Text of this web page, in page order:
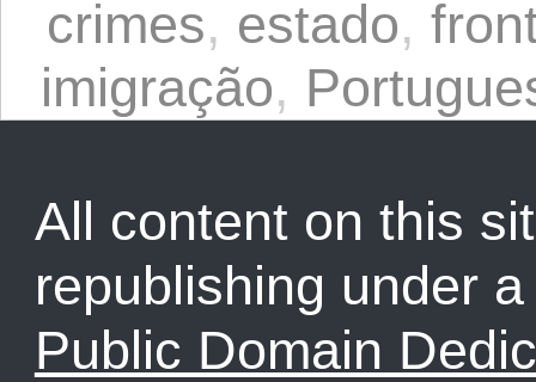
crimes, estado,
imigração,
All content on this
republishing under
Public Domain